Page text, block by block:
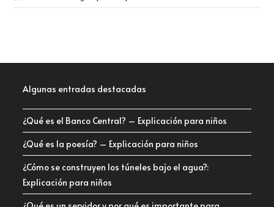
Algunas entradas destacadas
¿Qué es el Banco Central? – Explicación para niños
¿Qué es la poesía? – Explicación para niños
¿Cómo se construyen los túneles bajo el agua?:
Explicación para niños